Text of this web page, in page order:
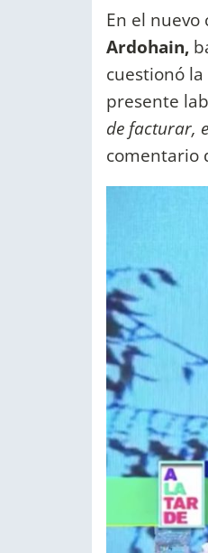
En el nuevo
Ardohain,
cuestionó
presente
de facturar,
comentario